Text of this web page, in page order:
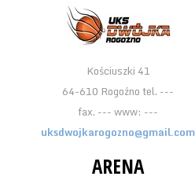
Kościuszki 41
64-610 Rogoźno tel. ---
fax. --- www: ---
uksdwojkarogozno@gmail.com
ARENA